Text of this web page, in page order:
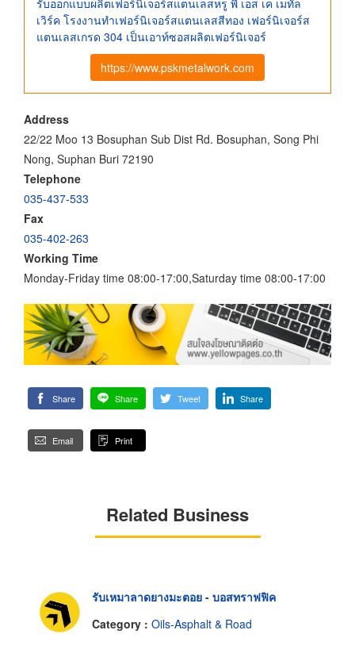
รับออกแบบผลิตเฟอร์นิเจอร์สแตนเลสหรู พี เอส เค เมทัล
เวิร์ค โรงงานทําเฟอร์นิเจอร์สแตนเลสสีทอง เฟอร์นิเจอร์ส
แตนเลสเกรด 304 เป็นเอาท์ซอสผลิตเฟอร์นิเจอร์
https://www.pskmetalwork.com
Address
22/22 Moo 13 Bosuphan Sub Dist Rd. Bosuphan, Song Phi
Nong, Suphan Buri 72190
Telephone
035-437-533
Fax
035-402-263
Working Time
Monday-Friday time 08:00-17:00,Saturday time 08:00-17:00
Share Share Tweet Share
Email Print
Related Business
รับเหมาลาดยางมะตอย - บอสทราฟฟิค
Category : Oils-Asphalt & Road